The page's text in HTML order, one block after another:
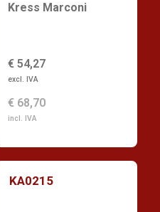
Kress Marconi
€ 54,27
excl. IVA
€ 68,70
incl. IVA
KA0215